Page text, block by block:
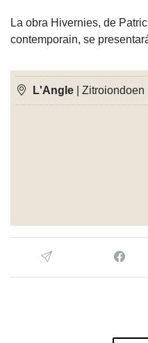
La obra Hivernies, de
contemporain, se
L'Angle |